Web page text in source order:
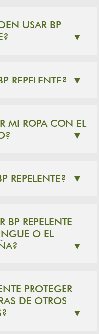
USAR BP
▼
REPELENTE? ▼
MI ROPA CON EL
▼
REPELENTE? ▼
BP REPELENTE
O EL
▼
PROTEGER
DE OTROS
▼